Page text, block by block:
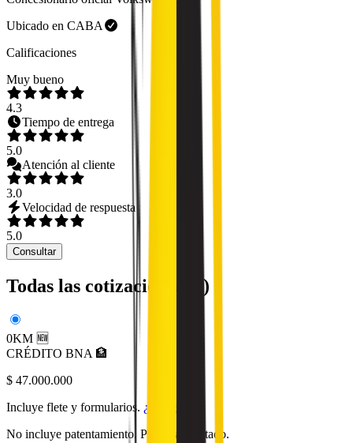
Ubicado en CABA
Calificaciones
Muy bueno
4.3
Tiempo de entrega
5.0
Atención al cliente
3.0
Velocidad de respuesta
5.0
Consultar
Todas las cotizaciones ( )
0KM 🆕
CRÉDITO BNA 🏦
$ 47.000.000
Incluye flete y formularios. ¿Qué es?
No incluye patentamiento. Precio al contado.